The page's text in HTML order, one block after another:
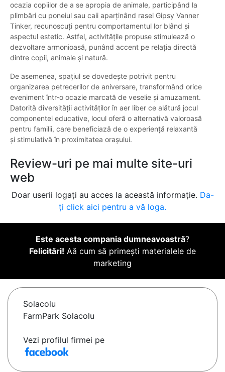
ocazia copiilor de a se apropia de animale, participând la
plimbări cu poneiul sau caii aparținând rasei Gipsy Vanner
Tinker, recunoscuți pentru comportamentul lor blând și
aspectul estetic. Astfel, activitățile propuse stimulează o
dezvoltare armonioasă, punând accent pe relația directă
dintre copii, animale și natură.
De asemenea, spațiul se dovedește potrivit pentru
organizarea petrecerilor de aniversare, transformând orice
eveniment într-o ocazie marcată de veselie și amuzament.
Datorită diversității activităților în aer liber ce alătură jocul
componentei educative, locul oferă o alternativă valoroasă
pentru familii, care beneficiază de o experiență relaxantă
și stimulativă în proximitatea orașului.
Review-uri pe mai multe site-uri
web
Doar userii logați au acces la această informație. Da-
ți click aici pentru a vă loga.
Este acesta compania dumneavoastră?
Felicitări! Aă cum să primești materialele de
marketing
Solacolu
FarmPark Solacolu
Vezi profilul firmei pe